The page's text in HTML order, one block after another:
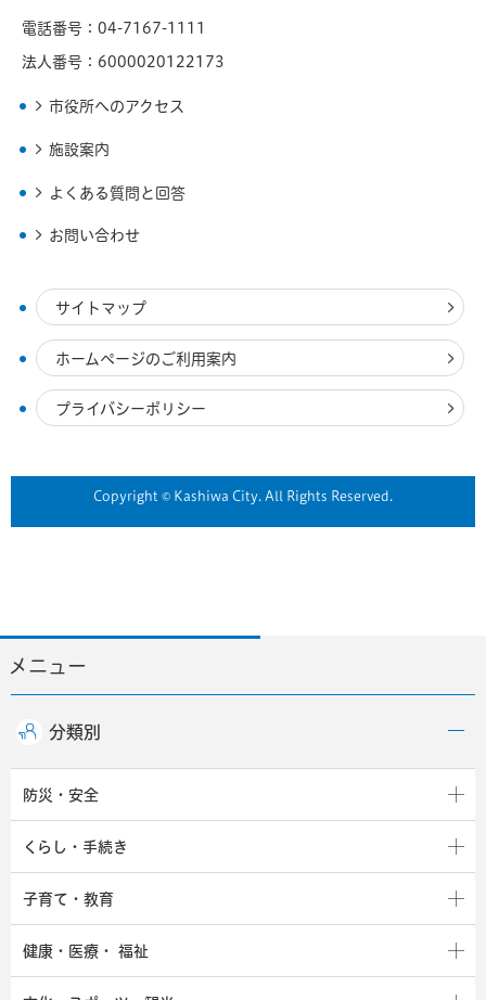
電話番号：04-7167-1111
法人番号：6000020122173
市役所へのアクセス
施設案内
よくある質問と回答
お問い合わせ
サイトマップ
ホームページのご利用案内
プライバシーポリシー
Copyright © Kashiwa City. All Rights Reserved.
メニュー
分類別
防災・安全
くらし・手続き
子育て・教育
健康・医療・ 福祉